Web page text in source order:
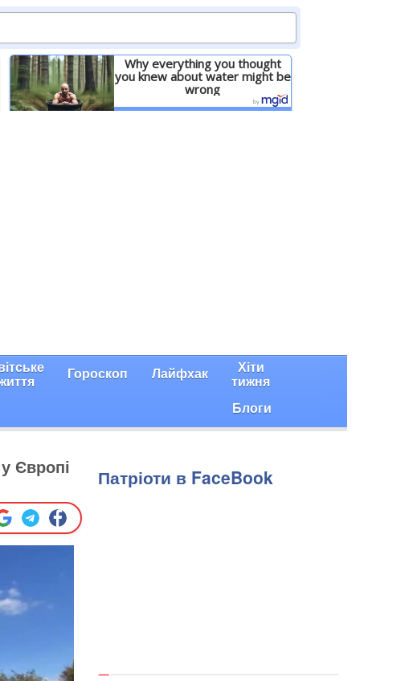
Why everything you thought
you knew about water might be
wrong
Гороскоп Лайфхак Хіти
тижня
Блоги
Європі
Патріоти в FaceBook